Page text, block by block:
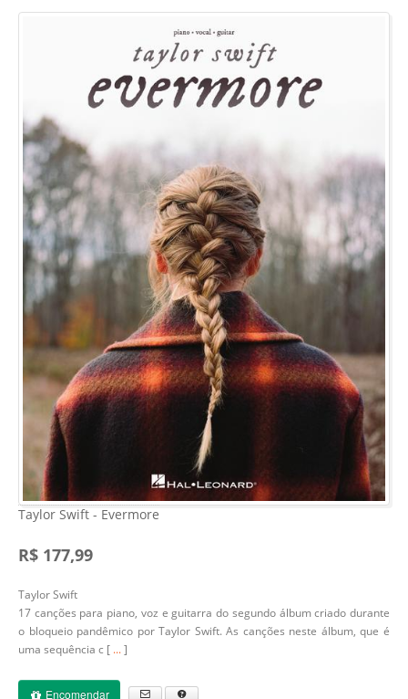
Taylor Swift - Evermore
R$ 177,99
Taylor Swift
17 canções para piano, voz e guitarra do segundo álbum criado durante
o bloqueio pandêmico por Taylor Swift. As canções neste álbum, que é
uma sequência c [ ...]
Encomendar